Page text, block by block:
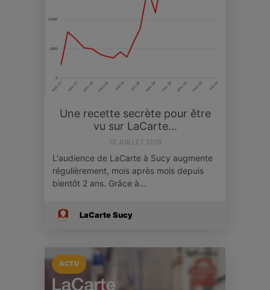
Une recette secrète pour être
vu sur LaCarte...
12 JUILLET 2019
L'audience de LaCarte à Sucy augmente
régulièrement, mois après mois depuis
bientôt 2 ans. Grâce à…
LaCarte Sucy
ACTU